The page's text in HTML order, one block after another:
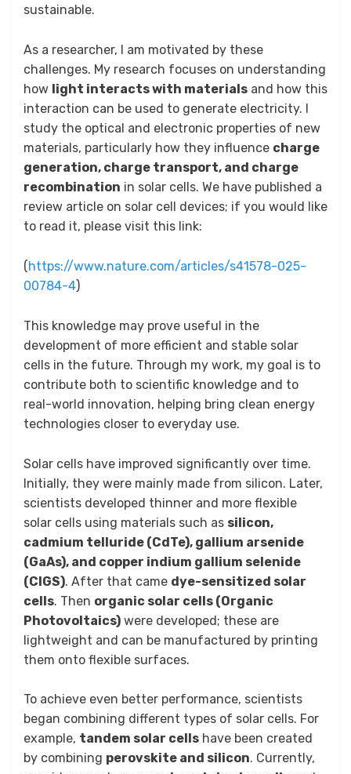
sustainable.
As a researcher, I am motivated by these
challenges. My research focuses on understanding
how light interacts with materials and how this
interaction can be used to generate electricity. I
study the optical and electronic properties of new
materials, particularly how they influence charge
generation, charge transport, and charge
recombination in solar cells. We have published a
review article on solar cell devices; if you would like
to read it, please visit this link:
(https://www.nature.com/articles/s41578-025-
00784-4)
This knowledge may prove useful in the
development of more efficient and stable solar
cells in the future. Through my work, my goal is to
contribute both to scientific knowledge and to
real-world innovation, helping bring clean energy
technologies closer to everyday use.
Solar cells have improved significantly over time.
Initially, they were mainly made from silicon. Later,
scientists developed thinner and more flexible
solar cells using materials such as silicon,
cadmium telluride (CdTe), gallium arsenide
(GaAs), and copper indium gallium selenide
(CIGS). After that came dye-sensitized solar
cells. Then organic solar cells (Organic
Photovoltaics) were developed; these are
lightweight and can be manufactured by printing
them onto flexible surfaces.
To achieve even better performance, scientists
began combining different types of solar cells. For
example, tandem solar cells have been created
by combining perovskite and silicon. Currently,